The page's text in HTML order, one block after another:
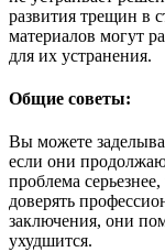
развития трещин в
материалов могут
для их устранения.
Общие советы:
Вы можете
если они
проблема
доверять
заключения, они
ухудшится.